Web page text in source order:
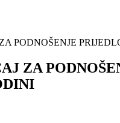
PODNOŠENJE
ZA